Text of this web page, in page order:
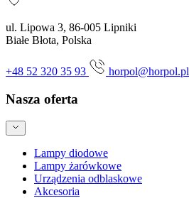
ul. Lipowa 3, 86-005 Lipniki
Białe Błota, Polska
+48 52 320 35 93 horpol@horpol.pl
Nasza oferta
Lampy diodowe
Lampy żarówkowe
Urządzenia odblaskowe
Akcesoria